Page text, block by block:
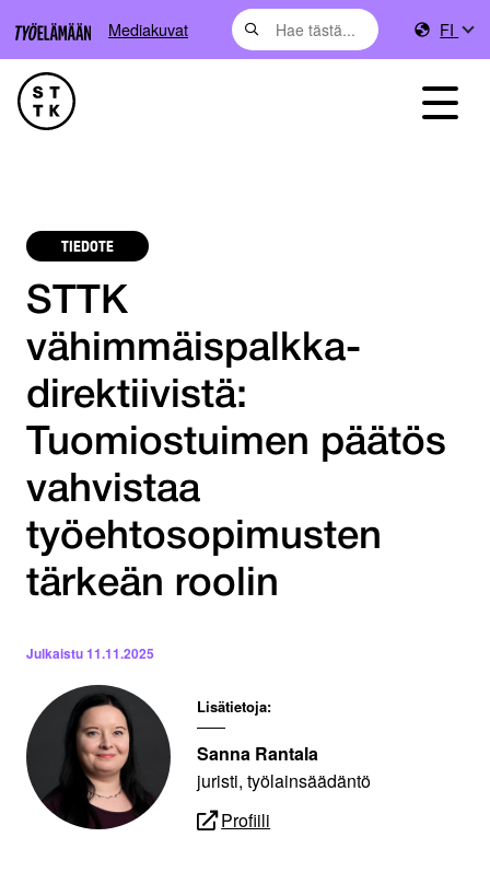
Mediakuvat FI
TIEDOTE
STTK
vähimmäispalkka­­
direktiivistä:
Tuomiostuimen päätös
vahvistaa
työehtosopimusten
tärkeän roolin
Julkaistu11.11.2025
Lisätietoja:
Sanna Rantala
juristi, työlainsäädäntö
Profiili